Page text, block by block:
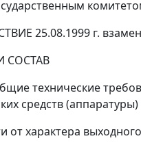
25.08.1999 г.
СОСТАВ
технические
средств
от характера